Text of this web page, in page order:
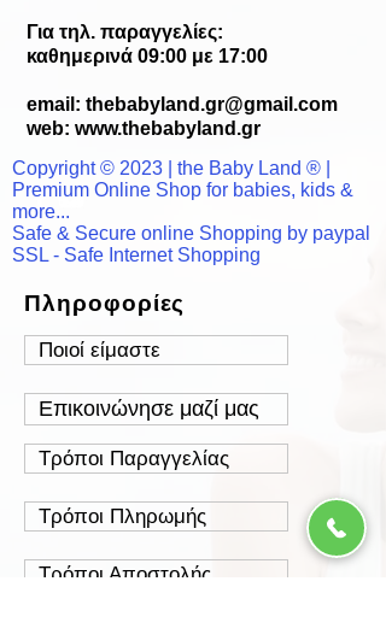
Για τηλ. παραγγελίες:
καθημερινά 09:00 με 17:00
email: thebabyland.gr@gmail.com
web: www.thebabyland.gr
Copyright © 2023 | the Baby Land ® |
Premium Online Shop for babies, kids &
more...
Safe & Secure online Shopping by paypal
SSL - Safe Internet Shopping
Πληροφορίες
Ποιοί είμαστε
Επικοινώνησε μαζί μας
Τρόποι Παραγγελίας
Τρόποι Πληρωμής
Τρόποι Αποστολής